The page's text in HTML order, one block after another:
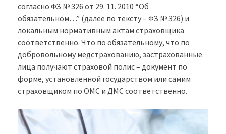
согласно ФЗ № 326 от 29. 11. 2010 “Об
обязательном…” (далее по тексту – ФЗ № 326) и
локальным нормативным актам страховщика
соответственно. Что по обязательному, что по
добровольному медстрахованию, застрахованные
лица получают страховой полис – документ по
форме, установленной государством или самим
страховщиком по ОМС и ДМС соответственно.